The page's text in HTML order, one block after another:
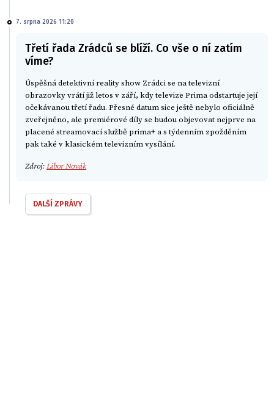
7. srpna 2026 11:20
Třetí řada Zrádců se blíží. Co vše o ní zatím
víme?
Úspěšná detektivní reality show Zrádci se na televizní
obrazovky vrátí již letos v září, kdy televize Prima odstartuje její
očekávanou třetí řadu. Přesné datum sice ještě nebylo oficiálně
zveřejněno, ale premiérové díly se budou objevovat nejprve na
placené streamovací službě prima+ a s týdenním zpožděním
pak také v klasickém televizním vysílání.
Zdroj:Libor Novák
DALŠÍ ZPRÁVY